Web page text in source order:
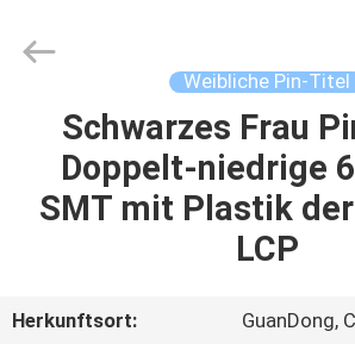
HAUS
PRODUKTE
UNS
Weibliche Pin-Titel
Schwarzes Frau
Doppelt-niedrige
SMT mit Plastik
LCP
Herkunftsort:
GuanDong,